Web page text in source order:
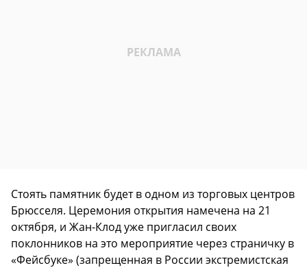
Стоять памятник будет в одном из торговых центров
Брюсселя. Церемония открытия намечена на 21
октября, и Жан-Клод уже пригласил своих
поклонников на это мероприятие через страничку в
«Фейсбуке» (запрещенная в России экстремистская